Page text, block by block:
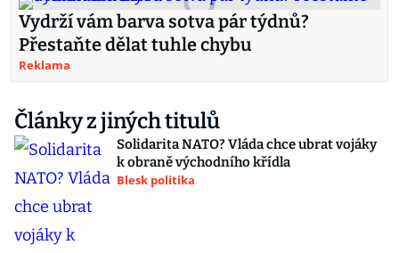
Vydrží vám barva sotva pár týdnů?
Přestaňte dělat tuhle chybu
Reklama
Články z jiných titulů
Solidarita NATO? Vláda chce ubrat vojáky
k obraně východního křídla
Blesk politika